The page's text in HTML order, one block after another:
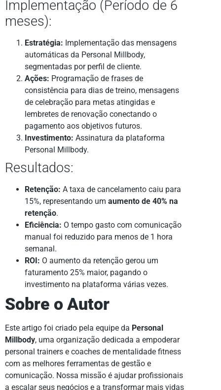
Implementação (Período de 6
meses):
Estratégia: Implementação das mensagens
automáticas da Personal Millbody,
segmentadas por perfil de cliente.
Ações: Programação de frases de
consistência para dias de treino, mensagens
de celebração para metas atingidas e
lembretes de renovação conectando o
pagamento aos objetivos futuros.
Investimento: Assinatura da plataforma
Personal Millbody.
Resultados:
Retenção: A taxa de cancelamento caiu para
15%, representando um aumento de 40% na
retenção.
Eficiência: O tempo gasto com comunicação
manual foi reduzido para menos de 1 hora
semanal.
ROI: O aumento da retenção gerou um
faturamento 25% maior, pagando o
investimento na plataforma várias vezes.
Sobre o Autor
Este artigo foi criado pela equipe da Personal
Millbody, uma organização dedicada a empoderar
personal trainers e coaches de mentalidade fitness
com as melhores ferramentas de gestão e
comunicação. Nossa missão é ajudar profissionais
a escalar seus negócios e a transformar mais vidas